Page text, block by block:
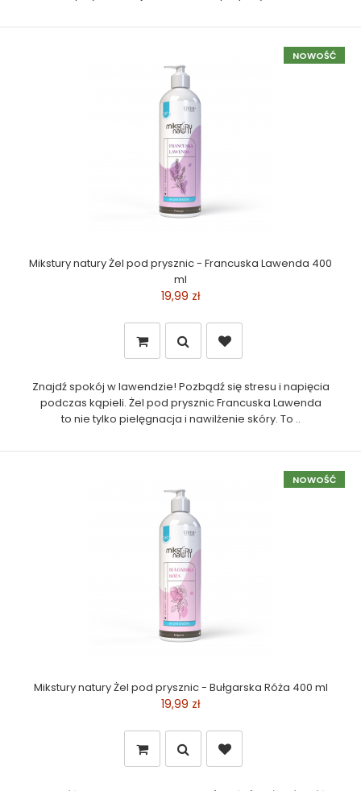
NOWOŚĆ
Mikstury natury Żel pod prysznic - Francuska Lawenda 400
ml
19,99 zł
Znajdź spokój w lawendzie! Pozbądź się stresu i napięcia
podczas kąpieli. Żel pod prysznic Francuska Lawenda
to nie tylko pielęgnacja i nawilżenie skóry. To ..
NOWOŚĆ
Mikstury natury Żel pod prysznic - Bułgarska Róża 400 ml
19,99 zł